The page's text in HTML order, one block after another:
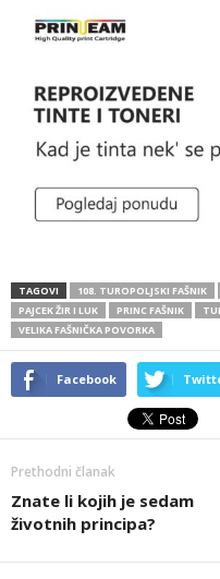
TAGOVI 108. TUROPOLJSKI FAŠNIK
PAJCEK ŽIR I LUK
PRINC FAŠNIK
VELIKA FAŠNIČKA POVORKA
Facebook
Prethodni članak
Znate li kojih je sedam
životnih principa?